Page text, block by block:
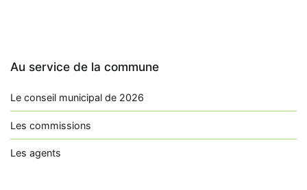
Au service de la commune
Le conseil municipal de 2026
Les commissions
Les agents